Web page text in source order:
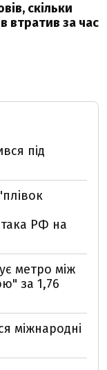
скільки
втратив за час
під
РФ на
метро між
за 1,76
міжнародні